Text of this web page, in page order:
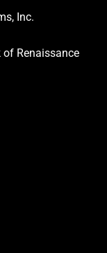
Inc.
of Renaissance